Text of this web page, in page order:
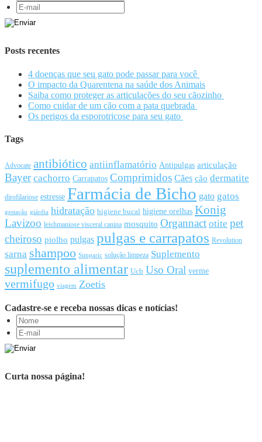
Posts recentes
4 doenças que seu gato pode passar para você
O impacto da Quarentena na saúde dos Animais
Saiba como proteger as articulações do seu cãozinho
Como cuidar de um cão com a pata quebrada
Os perigos da esporotricose para seu gato
Tags
Advocate antibiótico antiinflamatório Antipulgas articulação
Bayer cachorro Carrapatos Comprimidos Cães cão dermatite
dirofilariose estresse Farmácia de Bicho gato gatos
gestação giárdia hidratação higiene bucal higiene orelhas Konig
Lavizoo leishmaniose visceral canina mosquito Organnact otite pet
cheiroso piolho pulgas pulgas e carrapatos Revolution
sarna shampoo Simparic solução limpeza Suplemento
suplemento alimentar Ucb Uso Oral verme
vermifugo viagem Zoetis
Cadastre-se e receba nossas dicas e notícias!
Curta nossa página!